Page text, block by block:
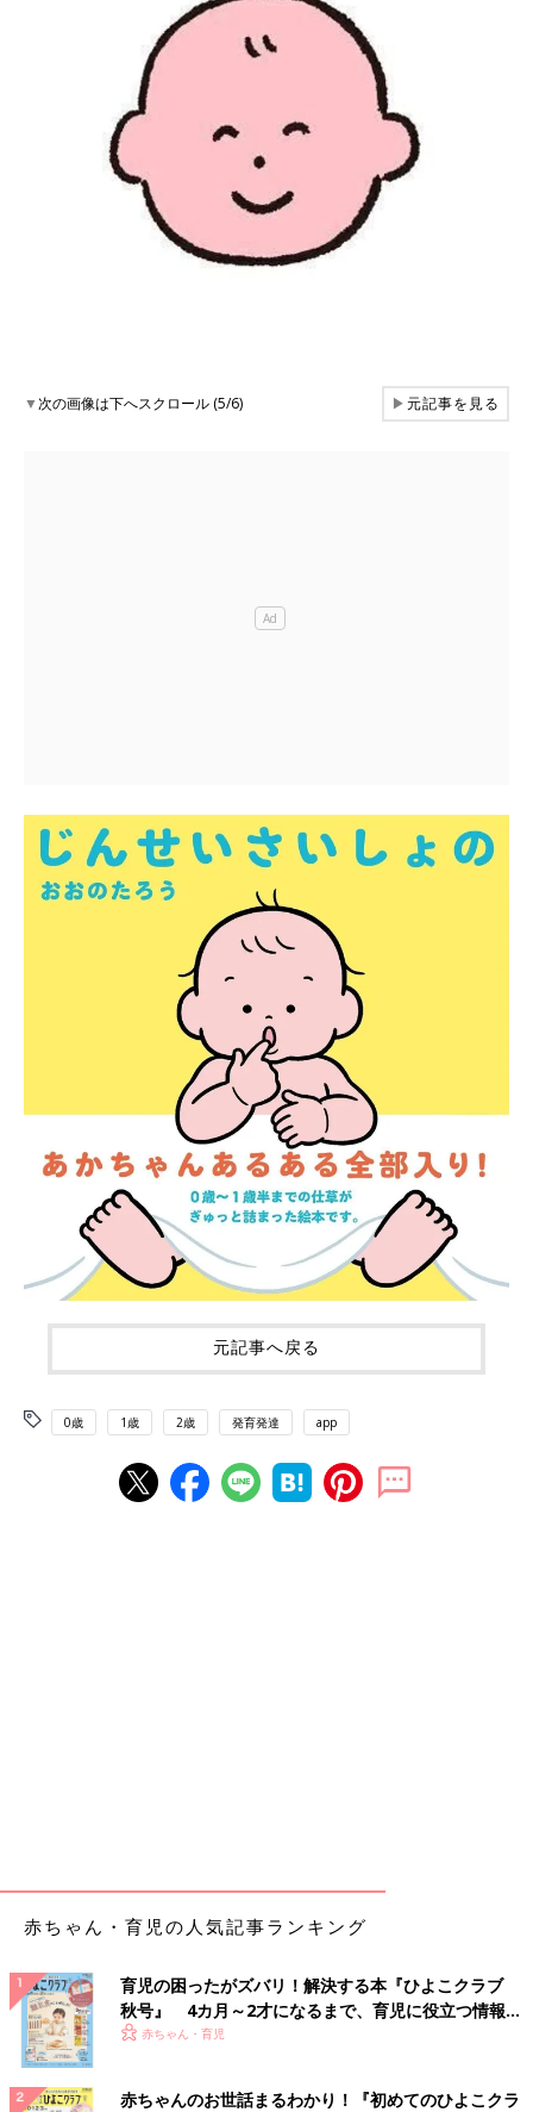
▼次の画像は下へスクロール (5/6) ▶元記事を見る
元記事へ戻る
0歳 1歳 2歳 発育発達 app
赤ちゃん・育児の人気記事ランキング
育児の困ったがズバリ！解決する本『ひよこクラブ
秋号』 4カ月～2才になるまで、育児に役立つ情報が
いっぱい！
赤ちゃん・育児
赤ちゃんのお世話まるわかり！『初めてのひよこクラ